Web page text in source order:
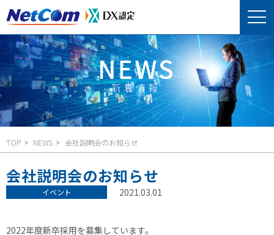
TOP NEWS 会社説明会のお知らせ
会社説明会のお知らせ
イベント 2021.03.01
2022年度新卒採用を募集しています。